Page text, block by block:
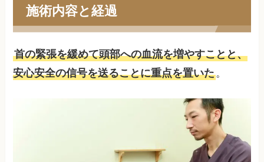
施術内容と経過
首の緊張を緩めて頭部への血流を増やすことと、
安心安全の信号を送ることに重点を置いた。